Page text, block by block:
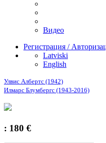
Видео
Регистрация /
Latviski
English
Улвис Албертс (1942)
Илмарс Блумбергс (1943-2016)
: 180 €